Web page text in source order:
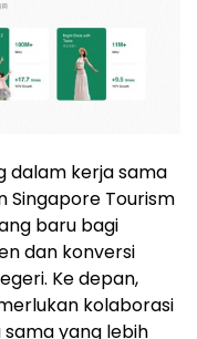
dalam kerja sama
Singapore Tourism
baru bagi
dan konversi
Ke depan,
kolaborasi
sama yang lebih